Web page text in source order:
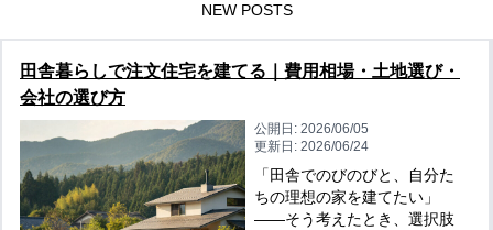
NEW POSTS
田舎暮らしで注文住宅を建てる｜費用相場・土地選び・
会社の選び方
公開日: 2026/06/05
更新日: 2026/06/24
「田舎でのびのびと、自分た
ちの理想の家を建てたい」
——そう考えたとき、選択肢